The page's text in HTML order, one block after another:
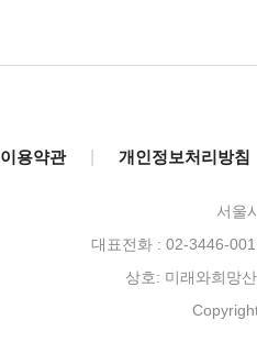
이용약관 개인정보처리방침
서울
대표전화 : 02-3446-
상호: 미래와희망